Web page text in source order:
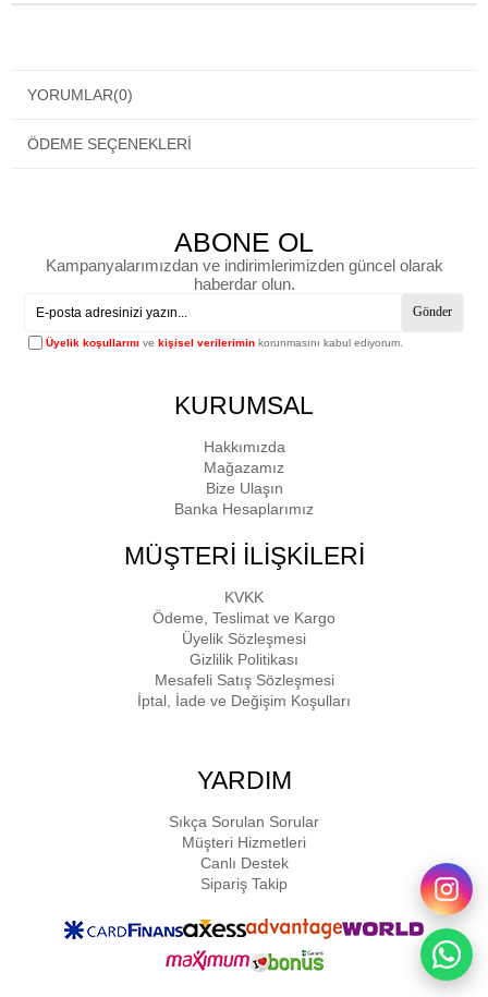
YORUMLAR(0)
ÖDEME SEÇENEKLERI
ABONE OL
Kampanyalarımızdan ve indirimlerimizden güncel olarak
haberdar olun.
Gönder
Üyelik koşullarını vekişisel verilerimin korunmasını kabul ediyorum.
KURUMSAL
Hakkımızda
Mağazamız
Bize Ulaşın
Banka Hesaplarımız
MÜŞTERİ İLİŞKİLERİ
KVKK
Ödeme, Teslimat ve Kargo
Üyelik Sözleşmesi
Gizlilik Politikası
Mesafeli Satış Sözleşmesi
İptal, İade ve Değişim Koşulları
YARDIM
Sıkça Sorulan Sorular
Müşteri Hizmetleri
Canlı Destek
Sipariş Takip